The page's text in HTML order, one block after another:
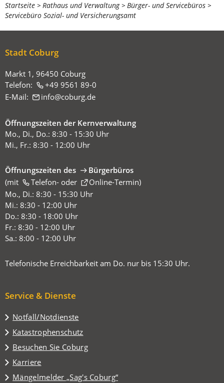
Sie
befinden
hier:
Startseite Rathaus und Verwaltung
Bürger- und Servicebüros
Servicebüro Sozial- und Versicherungsamt
Stadt Coburg
Markt 1, 96450 Coburg
Telefon:
+49 9561 89-0
E-Mail:
info coburg de
Öffnungszeiten der Kernverwaltung
Mo., Di., Do.: 8:30 - 15:30 Uhr
Mi., Fr.: 8:30 - 12:00 Uhr
Öffnungszeiten des
Bürgerbüros
(mit
Telefon-oder Online-Termin
(Öffnet
in
einem
neuen
Tab)
)
Mo., Di.: 8:30 - 15:30 Uhr
Mi.: 8:30 - 12:00 Uhr
Do.: 8:30 - 18:00 Uhr
Fr.: 8:30 - 12:00 Uhr
Sa.: 8:00 - 12:00 Uhr
Telefonische Erreichbarkeit am Do. nur bis 15:30 Uhr.
Service & Dienste
Notfall/Notdienste
Katastrophenschutz
Besuchen Sie Coburg
(Öffnet
in
einem
neuen
Karriere
Mängelmelder „Sag's Coburg“
(Öffnet